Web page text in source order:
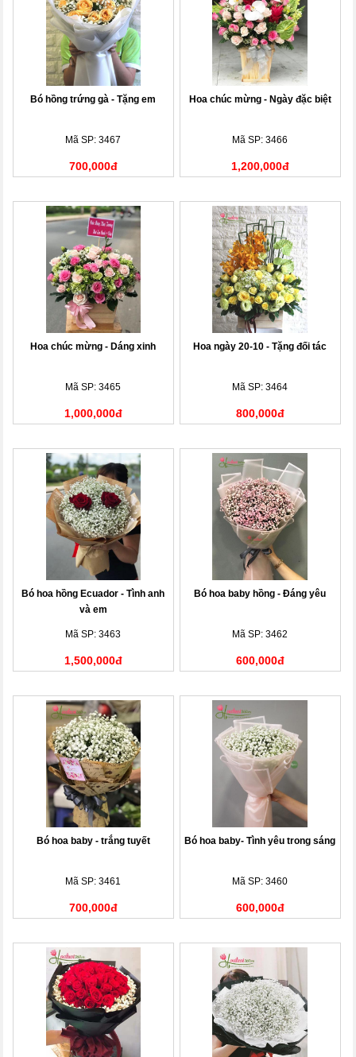
Bó hồng trứng gà - Tặng em
Mã SP: 3467
700,000đ
Hoa chúc mừng - Ngày đặc biệt
Mã SP: 3466
1,200,000đ
Hoa chúc mừng - Dáng xinh
Mã SP: 3465
1,000,000đ
Hoa ngày 20-10 - Tặng đối tác
Mã SP: 3464
800,000đ
Bó hoa hồng Ecuador - Tình anh
và em
Mã SP: 3463
1,500,000đ
Bó hoa baby hồng - Đáng yêu
Mã SP: 3462
600,000đ
Bó hoa baby - trắng tuyết
Mã SP: 3461
700,000đ
Bó hoa baby- Tình yêu trong sáng
Mã SP: 3460
600,000đ